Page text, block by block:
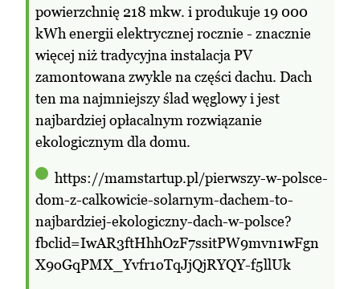
powierzchnię 218 mkw. i produkuje 19 000
kWh energii elektrycznej rocznie - znacznie
więcej niż tradycyjna instalacja PV
zamontowana zwykle na części dachu. Dach
ten ma najmniejszy ślad węglowy i jest
najbardziej opłacalnym rozwiązanie
ekologicznym dla domu.
https://mamstartup.pl/pierwszy-w-polsce-
dom-z-calkowicie-solarnym-dachem-to-
najbardziej-ekologiczny-dach-w-polsce?
fbclid=IwAR3ftHhhOzF7ssitPW9mvn1wFgn
X9oGqPMX_Yvfr1oTqJjQjRYQY-f5llUk